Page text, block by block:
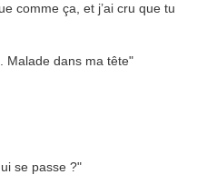
comme ça, et j’ai cru que tu
Malade dans ma tête"
se passe ?"